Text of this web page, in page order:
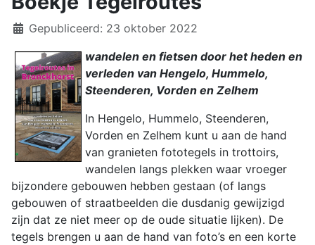
DetailsGepubliceerd: 23 oktober 2022
wandelen en fietsen door het heden en
verleden van Hengelo, Hummelo,
Steenderen, Vorden en Zelhem
In Hengelo, Hummelo, Steenderen,
Vorden en Zelhem kunt u aan de hand
van granieten fototegels in trottoirs,
wandelen langs plekken waar vroeger
bijzondere gebouwen hebben gestaan (of langs
gebouwen of straatbeelden die dusdanig gewijzigd
zijn dat ze niet meer op de oude situatie lijken). De
tegels brengen u aan de hand van foto’s en een korte